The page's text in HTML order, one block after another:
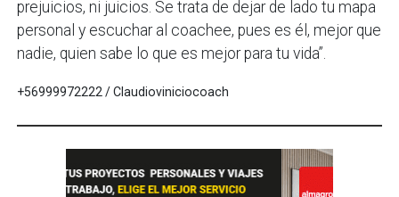
prejuicios, ni juicios. Se trata de dejar de lado tu mapa
personal y escuchar al coachee, pues es él, mejor que
nadie, quien sabe lo que es mejor para tu vida”.
+56999972222 / Claudioviniciocoach